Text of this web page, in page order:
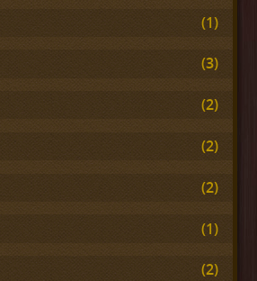
(1)
(3)
(2)
(2)
(2)
(1)
(2)